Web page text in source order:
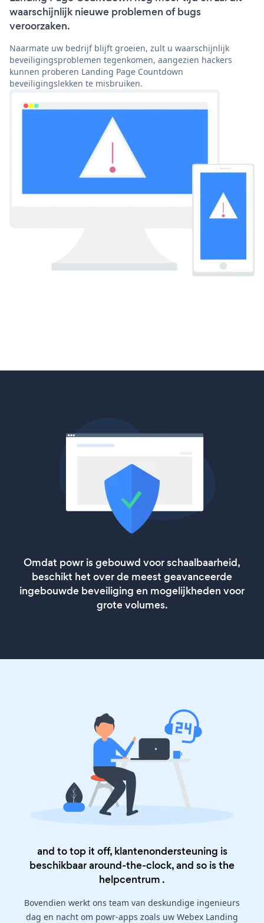
waarschijnlijk nieuwe problemen of bugs
veroorzaken.
Naarmate uw bedrijf blijft groeien, zult u waarschijnlijk
beveiligingsproblemen tegenkomen, aangezien hackers
kunnen proberen Landing Page Countdown
beveiligingslekken te misbruiken.
Omdat powr is gebouwd voor schaalbaarheid,
beschikt het over de meest geavanceerde
ingebouwde beveiliging en mogelijkheden voor
grote volumes.
and to top it off, klantenondersteuning is
beschikbaar around-the-clock, and so is the
helpcentrum .
Bovendien werkt ons team van deskundige ingenieurs
dag en nacht om powr-apps zoals uw Webex Landing